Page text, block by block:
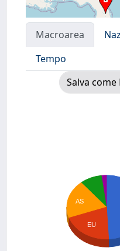
Macroarea
Tempo
Salva come
AS
EU